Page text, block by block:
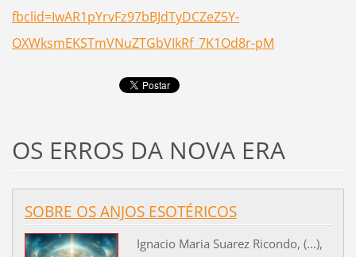
fbclid=IwAR1pYrvFz97bBJdTyDCZeZ5Y-
OXWksmEKSTmVNuZTGbVIkRf_7K1Od8r-pM
OS ERROS DA NOVA ERA
SOBRE OS ANJOS ESOTÉRICOS
Ignacio Maria Suarez Ricondo, (...),